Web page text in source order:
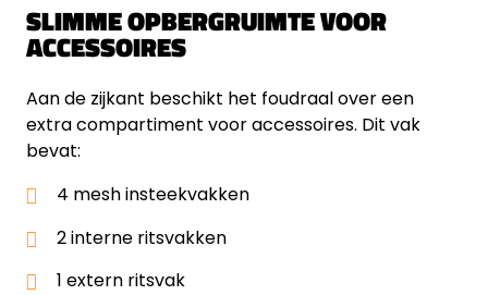
SLIMME OPBERGRUIMTE VOOR
ACCESSOIRES
Aan de zijkant beschikt het foudraal over een
extra compartiment voor accessoires. Dit vak
bevat:
4 mesh insteekvakken
2 interne ritsvakken
1 extern ritsvak